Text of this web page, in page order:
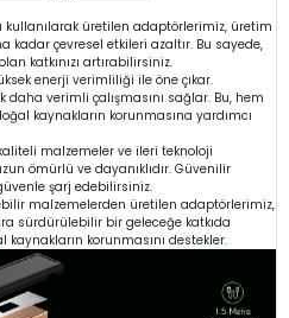
kullanılarak üretilen adaptörlerimiz, üretim
çevresel etkileri azaltır. Bu sayede,
katkınızı artırabilirsiniz.
enerji verimliliği ile öne çıkar.
daha verimli çalışmasını sağlar. Bu, hem
kaynakların korunmasına yardımcı
malzemeler ve ileri teknoloji
ömürlü ve dayanıklıdır. Güvenilir
şarj edebilirsiniz.
malzemelerden üretilen adaptörlerimiz,
sürdürülebilir bir geleceğe katkıda
kaynakların korunmasını destekler.